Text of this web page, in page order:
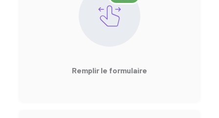
Remplir le formulaire